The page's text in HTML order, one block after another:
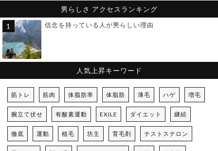
男らしさ アクセスランキング
信念を持っている人が男らしい理由
人気上昇キーワード
筋トレ 筋肉 体脂肪率 体脂肪 薄毛 ハゲ 増毛
腕立て伏せ 有酸素運動 EXILE ダイエット 継続
徹底 運動 植毛 坊主 育毛剤 テストステロン